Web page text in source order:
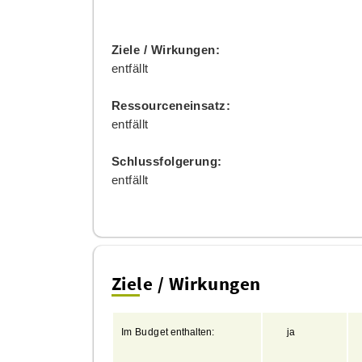
Ziele / Wirkungen:
entfällt
Ressourceneinsatz:
entfällt
Schlussfolgerung:
entfällt
Ziele / Wirkungen
Im Budget enthalten: ja